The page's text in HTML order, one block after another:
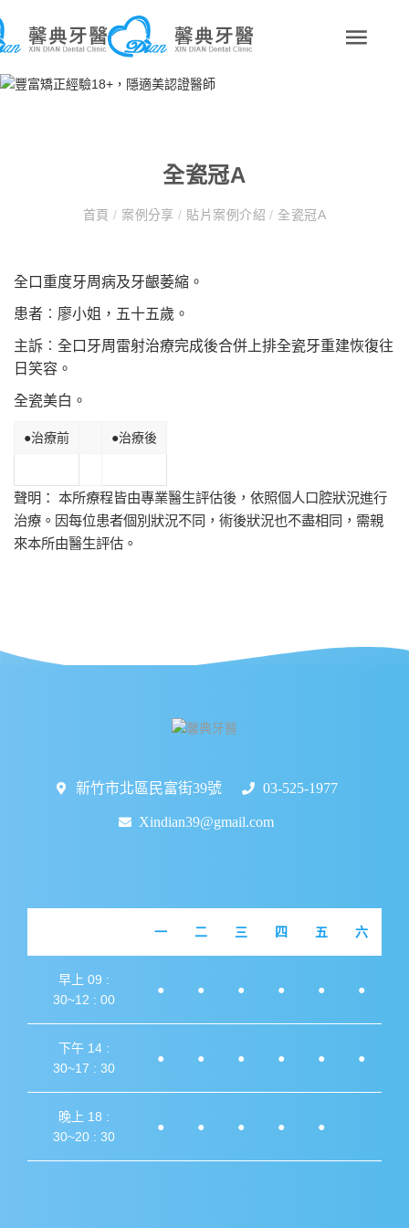
全瓷冠A
首頁/ 案例分享/ 貼片案例介紹/ 全瓷冠A
全口重度牙周病及牙齦萎縮。
患者︰廖小姐，五十五歲。
主訴︰全口牙周雷射治療完成後合併上排全瓷牙重建恢復往
日笑容。
全瓷美白。
●治療前 ●治療後
聲明： 本所療程皆由專業醫生評估後，依照個人口腔狀況進行
治療。因每位患者個別狀況不同，術後狀況也不盡相同，需親
來本所由醫生評估。
新竹市北區民富街39號 03-525-1977
Xindian39@gmail.com
一 二 三 四 五 六
早上 09 :
30~12 : 00
● ● ● ● ● ●
下午 14 :
30~17 : 30
● ● ● ● ● ●
晚上 18 :
30~20 : 30
● ● ● ● ●